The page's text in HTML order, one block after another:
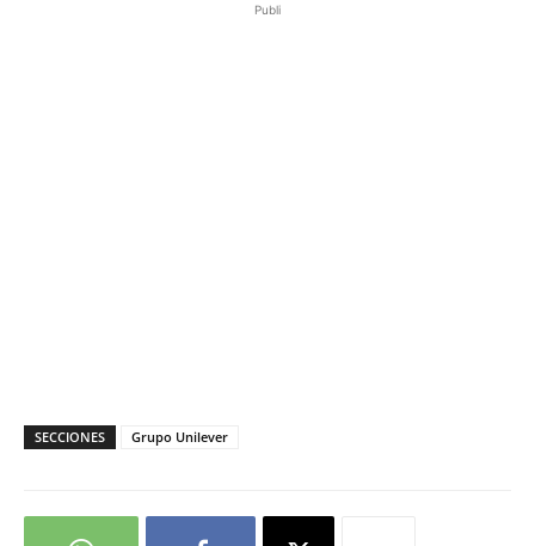
Publi
SECCIONES Grupo Unilever